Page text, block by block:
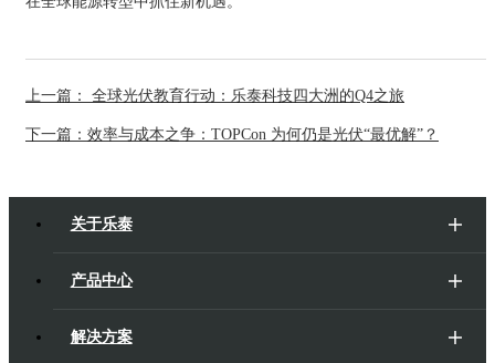
上一篇： 全球光伏教育行动：乐泰科技四大洲的Q4之旅
下一篇：效率与成本之争：TOPCon 为何仍是光伏“最优解”？
关于乐泰
产品中心
解决方案